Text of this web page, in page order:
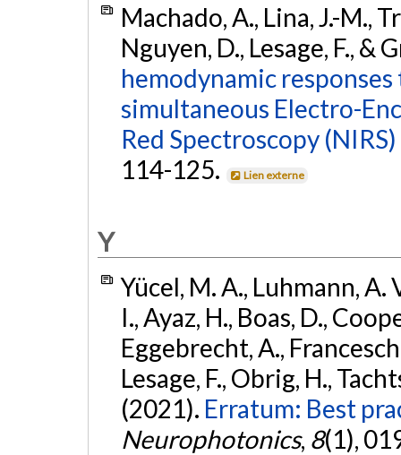
Machado, A., Lina, J.-M.,
Nguyen, D., Lesage, F., &
hemodynamic
simultaneous Electro-
Red Spectroscopy
114-125.
Lien externe
Y
Yücel, M. A., Luhmann, A.
I., Ayaz, H., Boas, D.,
Eggebrecht, A.,
Lesage, F., Obrig, H.,
(2021). Erratum: Best
Neurophotonics, 8(1),